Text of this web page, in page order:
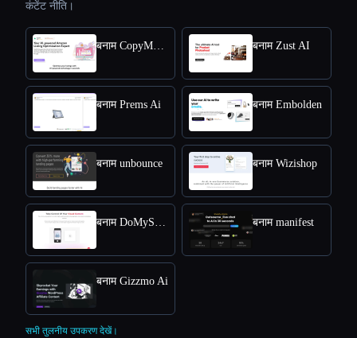
कंटेंट नीति।
बनाम CopyMonkey बनाम Zust AI
बनाम Prems Ai बनाम Embolden
बनाम unbounce बनाम Wizishop
बनाम DoMyShoot बनाम manifest
बनाम Gizzmo Ai
सभी तुलनीय उपकरण देखें।